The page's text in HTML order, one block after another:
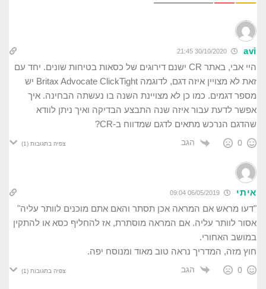
avi
30/10/2020 21:45
היי אבי, באתר CR ישנם דירוגים של כסאות בטיחות שונים. יחד עם
זאת לא מצויין איזה דגם, לדוגמה Britax Advocate ClickTight יש
מספר דגמים. כמו כן לא מצויינת השנה בו נעשתה הבחינה. איך
אפשר לדעת עבור איזה שנה התבצע הבדיקה ואיך ניתן לוודא
שהדגם הנרכש מתאים לדגם שמדווח ב-CR?
0 הגב צפיה בתגובות (1)
איתי
"דעו מראש אם המראה אכן תסתר והאם אתם מוכנים לוותר עליה"
אסור לוותר עליה. אם המראה מוסתרת, אז להחליף כסא או להתקין
במושב האחורי.
חוץ מזה, המדריך נראה טוב מאוד ומנוסח יפה.
0 הגב צפיה בתגובות (1)